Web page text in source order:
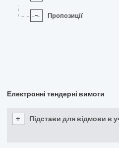
- Пропозиції
Електронні тендерні вимоги
+ Підстави для відмови в